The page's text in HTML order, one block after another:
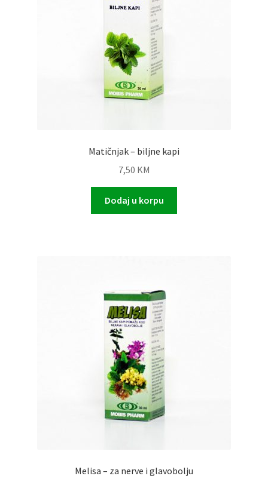
Matičnjak – biljne kapi
7,50 KM
Dodaj u korpu
Melisa – za nerve i glavobolju